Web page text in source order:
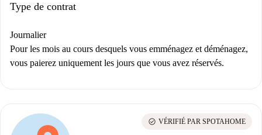
Type de contrat
Journalier
Pour les mois au cours desquels vous emménagez et déménagez,
vous paierez uniquement les jours que vous avez réservés.
check_circle VÉRIFIÉ PAR SPOTAHOME